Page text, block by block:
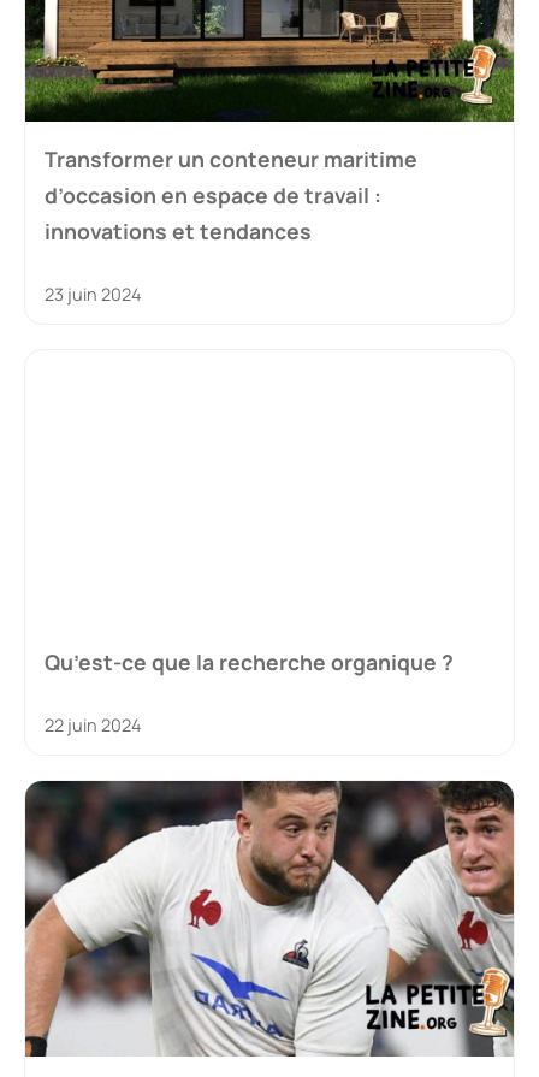
Transformer un conteneur maritime
d’occasion en espace de travail :
innovations et tendances
23 juin 2024
Qu’est-ce que la recherche organique ?
22 juin 2024